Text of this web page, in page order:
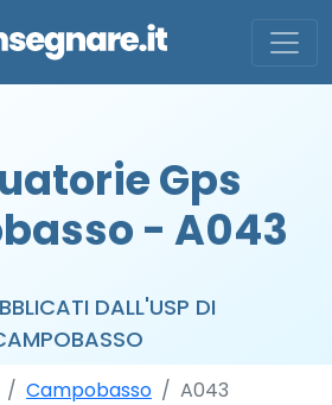
Gps
- A043
DALL'USP DI
Campobasso A043